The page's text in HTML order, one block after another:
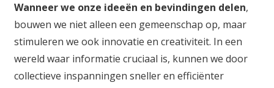
Wanneer we onze ideeën en bevindingen delen,
bouwen we niet alleen een gemeenschap op, maar
stimuleren we ook innovatie en creativiteit. In een
wereld waar informatie cruciaal is, kunnen we door
collectieve inspanningen sneller en efficiënter